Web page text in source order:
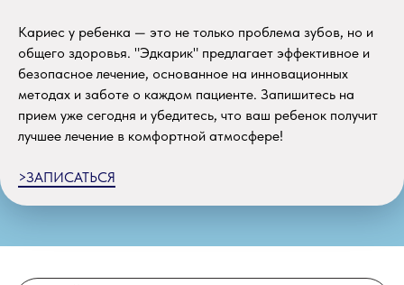
Кариес у ребенка — это не только проблема зубов, но и
общего здоровья. "Эдкарик" предлагает эффективное и
безопасное лечение, основанное на инновационных
методах и заботе о каждом пациенте. Запишитесь на
прием уже сегодня и убедитесь, что ваш ребенок получит
лучшее лечение в комфортной атмосфере!
>ЗАПИСАТЬСЯ